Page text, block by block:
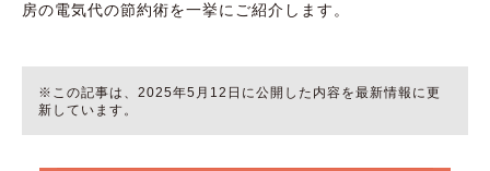
房の電気代の節約術を一挙にご紹介します。
※この記事は、2025年5月12日に公開した内容を最新情報に更
新しています。